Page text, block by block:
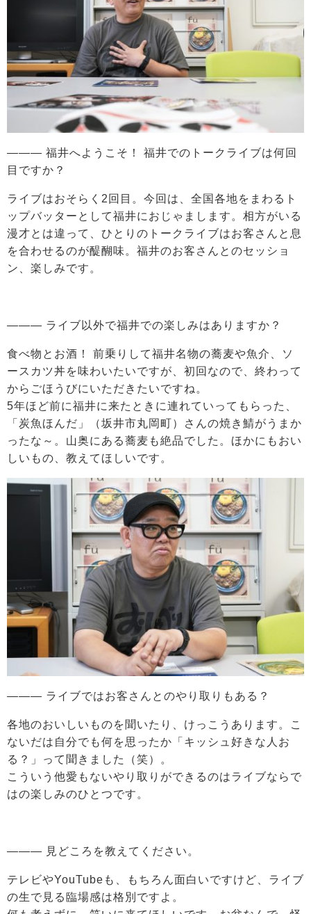
――― 福井へようこそ！ 福井でのトークライブは何回
目ですか？
ライブはおそらく2回目。今回は、全国各地をまわるト
ップバッターとして福井におじゃまします。相方がいる
漫才とは違って、ひとりのトークライブはお客さんと息
を合わせるのが醍醐味。福井のお客さんとのセッショ
ン、楽しみです。
――― ライブ以外で福井での楽しみはありますか？
食べ物とお酒！ 前乗りして福井名物の蕎麦や魚介、ソ
ースカツ丼を味わいたいですが、初回なので、終わって
からごほうびにいただきたいですね。
5年ほど前に福井に来たときに連れていってもらった、
「炭魚ほんだ」（坂井市丸岡町）さんの焼き鯖がうまか
ったな～。山奥にある蕎麦も絶品でした。ほかにもおい
しいもの、教えてほしいです。
――― ライブではお客さんとのやり取りもある？
各地のおいしいものを聞いたり、けっこうあります。こ
ないだは自分でも何を思ったか「キッシュ好きな人お
る？」って聞きました（笑）。
こういう他愛もないやり取りができるのはライブならで
はの楽しみのひとつです。
――― 見どころを教えてください。
テレビやYouTubeも、もちろん面白いですけど、ライブ
の生で見る臨場感は格別ですよ。